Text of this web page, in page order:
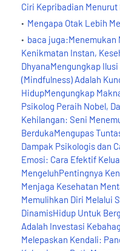
Ciri Kepribadian Menurut
Mengapa Otak Lebih
baca juga:Menemukan
Kenikmatan Instan,
DhyanaMengungkap
(Mindfulness) Adalah
HidupMengungkap
Psikolog Peraih Nobel,
Kehilangan: Seni
BerdukaMengupas
Dampak Psikologis dan
Emosi: Cara Efektif
MengeluhPentingnya
Menjaga Kesehatan
Memulihkan Diri Melalui
DinamisHidup Untuk
Adalah Investasi
Melepaskan Kendali: